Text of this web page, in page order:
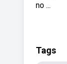
no ...
Tags